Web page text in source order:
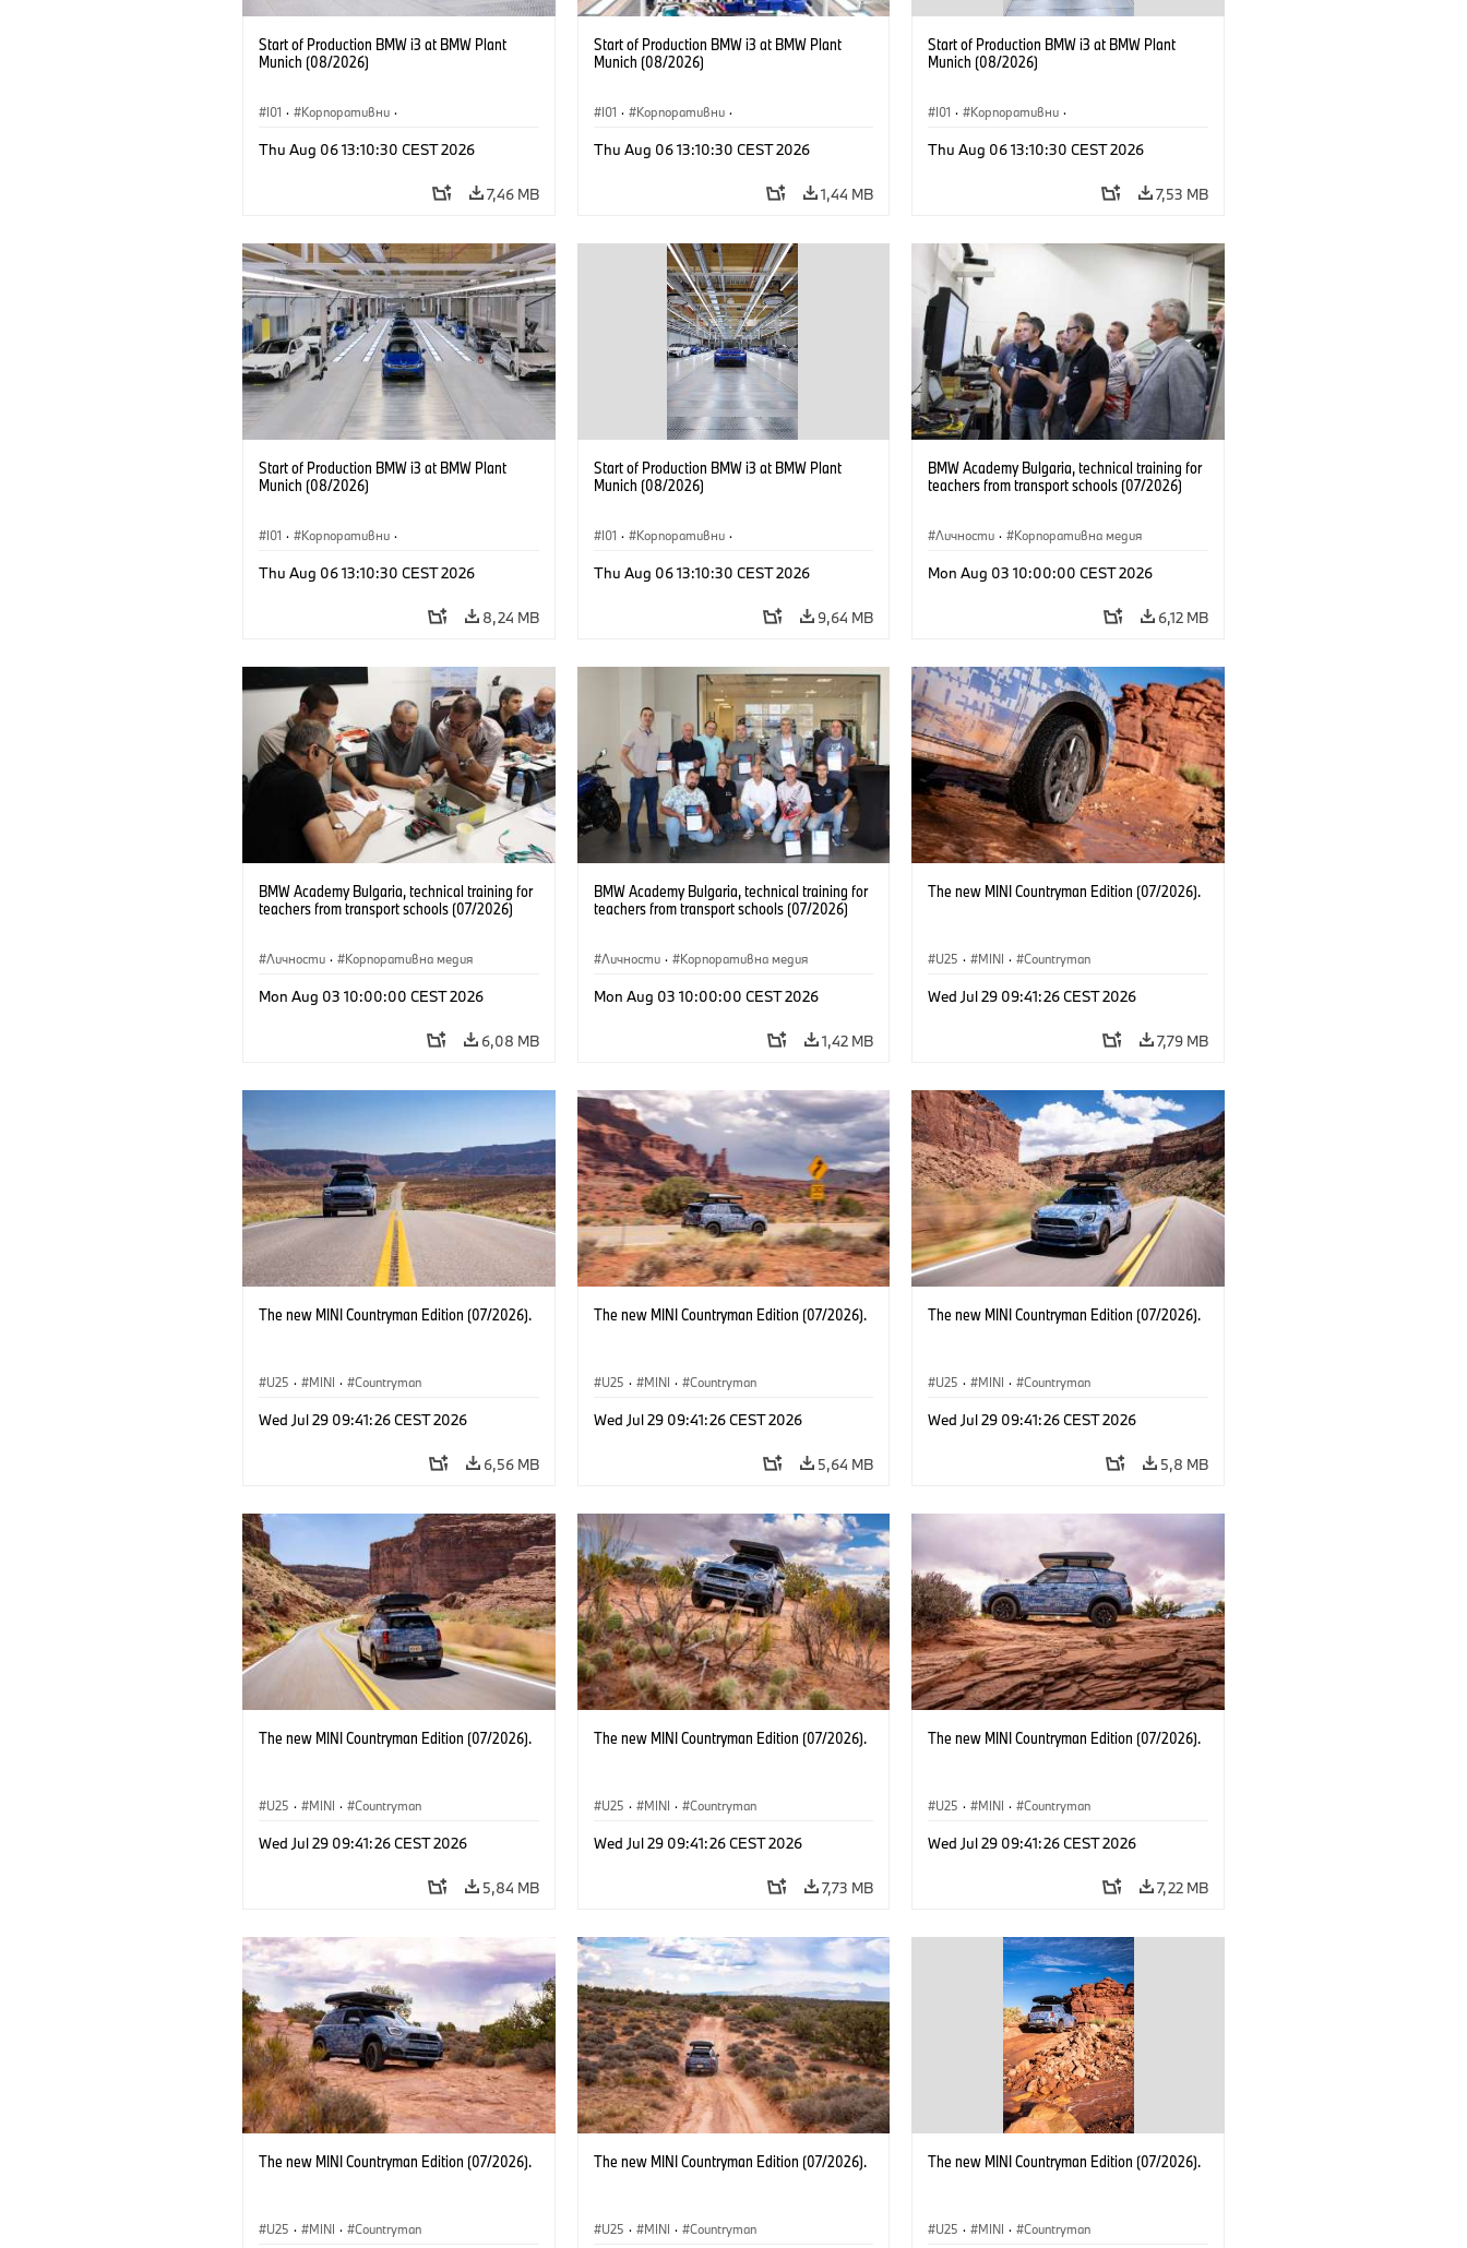
Start of Production BMW i3 at BMW Plant
Munich (08/2026)
I01 · Корпоративни ·
Локации
Thu Aug 06 13:10:30 CEST 2026
7,46 MB
Start of Production BMW i3 at BMW Plant
Munich (08/2026)
I01 · Корпоративни ·
Локации
Thu Aug 06 13:10:30 CEST 2026
1,44 MB
Start of Production BMW i3 at BMW Plant
Munich (08/2026)
I01 · Корпоративни ·
Локации
Thu Aug 06 13:10:30 CEST 2026
7,53 MB
Start of Production BMW i3 at BMW Plant
Munich (08/2026)
I01 · Корпоративни ·
Локации
Thu Aug 06 13:10:30 CEST 2026
8,24 MB
Start of Production BMW i3 at BMW Plant
Munich (08/2026)
I01 · Корпоративни ·
Локации
Thu Aug 06 13:10:30 CEST 2026
9,64 MB
BMW Academy Bulgaria, technical training for
teachers from transport schools (07/2026)
Личности · Корпоративна медия
Mon Aug 03 10:00:00 CEST 2026
6,12 MB
BMW Academy Bulgaria, technical training for
teachers from transport schools (07/2026)
Личности · Корпоративна медия
Mon Aug 03 10:00:00 CEST 2026
6,08 MB
BMW Academy Bulgaria, technical training for
teachers from transport schools (07/2026)
Личности · Корпоративна медия
Mon Aug 03 10:00:00 CEST 2026
1,42 MB
The new MINI Countryman Edition (07/2026).
U25 · MINI · Countryman
Wed Jul 29 09:41:26 CEST 2026
7,79 MB
The new MINI Countryman Edition (07/2026).
U25 · MINI · Countryman
Wed Jul 29 09:41:26 CEST 2026
6,56 MB
The new MINI Countryman Edition (07/2026).
U25 · MINI · Countryman
Wed Jul 29 09:41:26 CEST 2026
5,64 MB
The new MINI Countryman Edition (07/2026).
U25 · MINI · Countryman
Wed Jul 29 09:41:26 CEST 2026
5,8 MB
The new MINI Countryman Edition (07/2026).
U25 · MINI · Countryman
Wed Jul 29 09:41:26 CEST 2026
5,84 MB
The new MINI Countryman Edition (07/2026).
U25 · MINI · Countryman
Wed Jul 29 09:41:26 CEST 2026
7,73 MB
The new MINI Countryman Edition (07/2026).
U25 · MINI · Countryman
Wed Jul 29 09:41:26 CEST 2026
7,22 MB
The new MINI Countryman Edition (07/2026).
U25 · MINI · Countryman
The new MINI Countryman Edition (07/2026).
U25 · MINI · Countryman
The new MINI Countryman Edition (07/2026).
U25 · MINI · Countryman